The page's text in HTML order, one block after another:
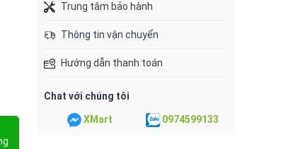
Trung tâm bảo hành
Thông tin vận chuyển
Hướng dẫn thanh toán
Chat với chúng tôi
XMart 0974599133